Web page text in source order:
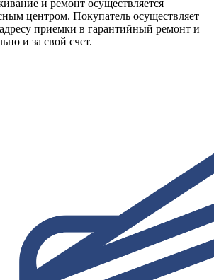
и ремонт осуществляется
центром. Покупатель осуществляет
приемки в гарантийный ремонт и
и за свой счет.